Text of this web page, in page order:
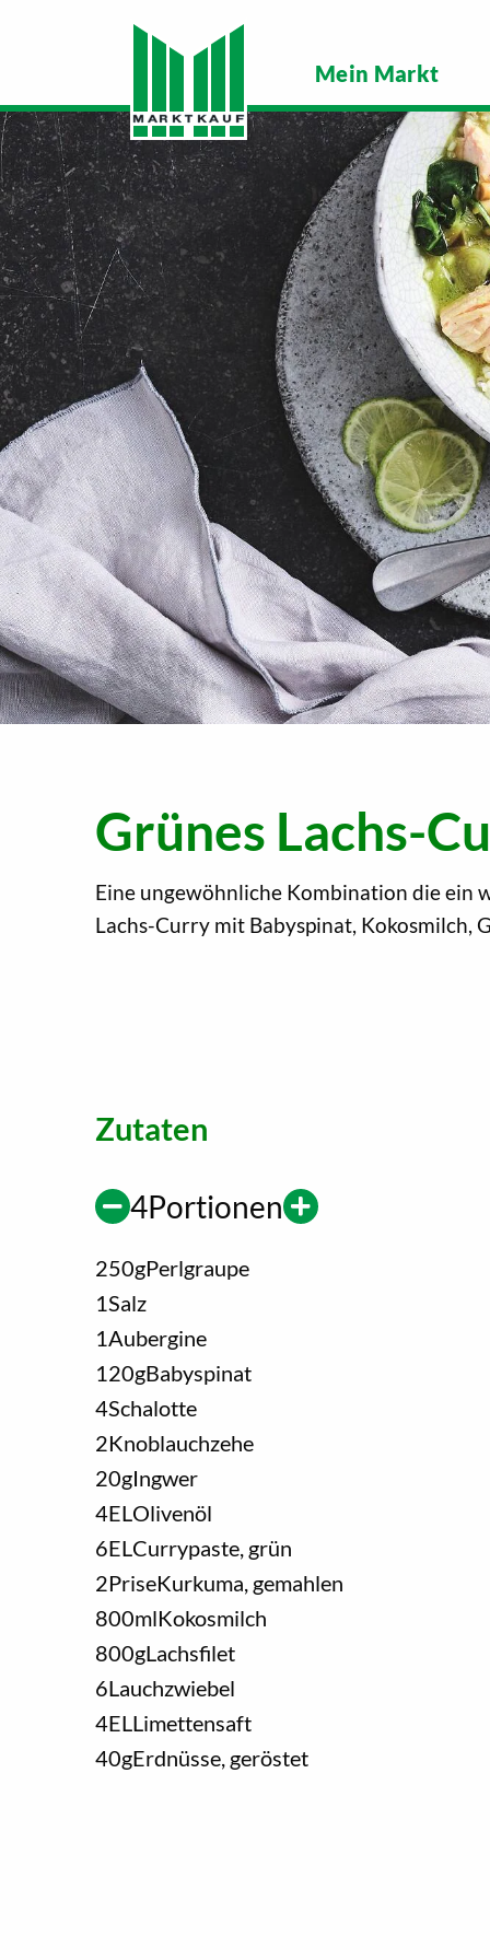
Mein Markt
Grünes Lachs-
Eine ungewöhnliche Kombination die ein
Lachs-Curry mit Babyspinat, Kokosmilch,
Zutaten
4Portionen
250gPerlgraupe
1 Salz
1 Aubergine
120gBabyspinat
4Schalotte
2Knoblauchzehe
20gIngwer
4EL Olivenöl
6EL Currypaste, grün
2PriseKurkuma, gemahlen
800mlKokosmilch
800gLachsfilet
6Lauchzwiebel
4EL Limettensaft
40gErdnüsse, geröstet